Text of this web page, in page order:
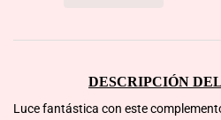
DESCRIPCIÓN
Luce fantástica con este